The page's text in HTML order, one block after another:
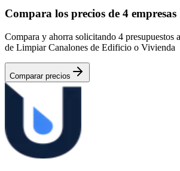
Compara los precios de 4 empresas
Compara y ahorra solicitando 4 presupuestos
de Limpiar Canalones de Edificio o Vivienda
Comparar precios